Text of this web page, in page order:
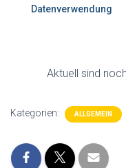
Datenverwendung
Aktuell sind
Kategorien: ALLGEMEIN